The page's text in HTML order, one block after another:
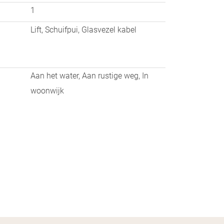
van uw appartement zijn mooi
hotelkamer te komen. Natuurlijke krijgt
u te laten. Of juist weer fris te
of opkomende zon; een mooier
1
Lift, Schuifpui, Glasvezel kabel
Aan het water, Aan rustige weg, In
woonwijk